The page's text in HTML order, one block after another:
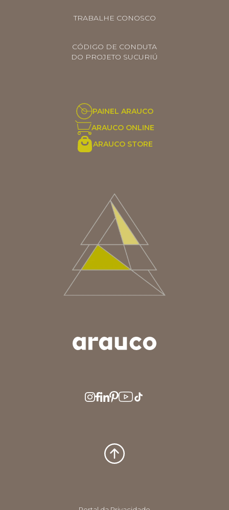
AUS/NZ
COLOMBIA
MÉXICO
CENTRO AMERICA
TRABALHE CONOSCO
CÓDIGO DE CONDUTA
DO PROJETO SUCURIÚ
PAINEL ARAUCO
ARAUCO ONLINE
ARAUCO STORE